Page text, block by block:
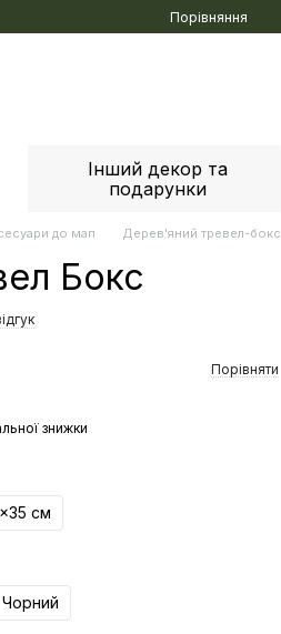
Порівняння
Інший декор та
подарунки
до мап Дерев'яний тревел-бокс
Бокс
Порівняти
знижки
см
Чорний